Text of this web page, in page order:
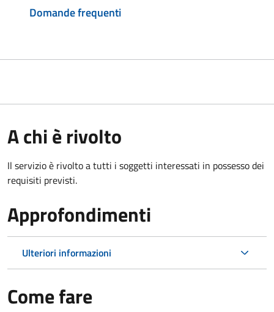
Domande frequenti
A chi è rivolto
Il servizio è rivolto a tutti i soggetti interessati in possesso dei
requisiti previsti.
Approfondimenti
Ulteriori informazioni
Come fare